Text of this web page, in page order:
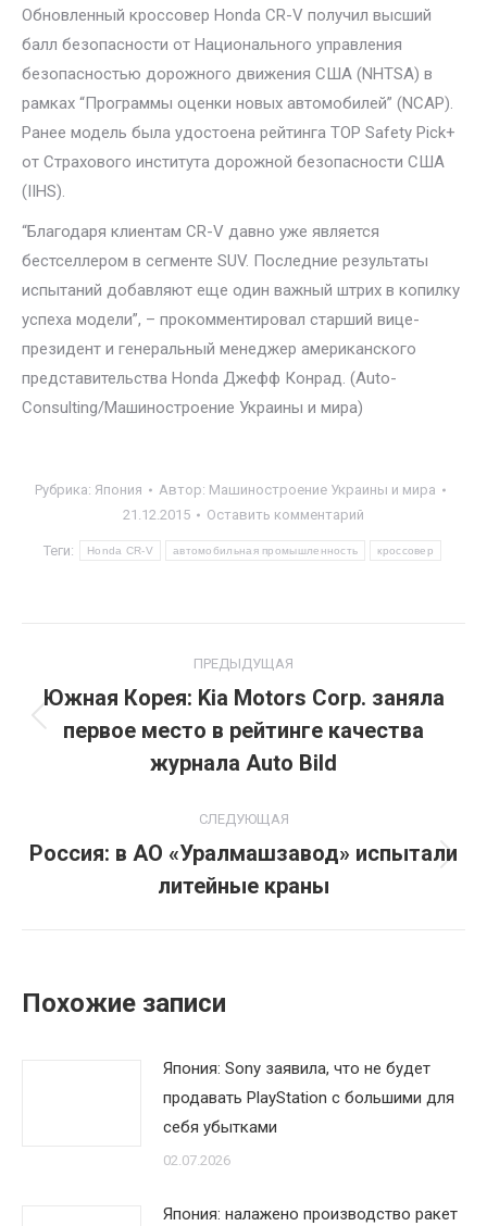
Обновленный кроссовер Honda CR-V получил высший
балл безопасности от Национального управления
безопасностью дорожного движения США (NHTSA) в
рамках “Программы оценки новых автомобилей” (NCAP).
Ранее модель была удостоена рейтинга TOP Safety Pick+
от Страхового института дорожной безопасности США
(IIHS).
“Благодаря клиентам CR-V давно уже является
бестселлером в сегменте SUV. Последние результаты
испытаний добавляют еще один важный штрих в копилку
успеха модели”, – прокомментировал старший вице-
президент и генеральный менеджер американского
представительства Honda Джефф Конрад. (Auto-
Consulting/Машиностроение Украины и мира)
Рубрика: Япония Автор: Машиностроение Украины и мира
21.12.2015
Оставить комментарий
Теги: Honda CR-V автомобильная промышленность кроссовер
по
записям
ПРЕДЫДУЩАЯ
Предыдущая
запись:
Южная Корея: Kia Motors Corp. заняла
первое место в рейтинге качества
журнала Auto Bild
СЛЕДУЮЩАЯ
Следующая
запись:
Россия: в АО «Уралмашзавод» испытали
литейные краны
Похожие записи
Япония: Sony заявила, что не будет
продавать PlayStation с большими для
себя убытками
02.07.2026
Япония: налажено производство ракет